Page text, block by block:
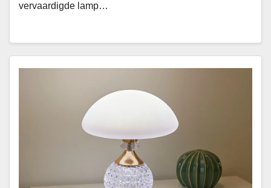
vervaardigde lamp…